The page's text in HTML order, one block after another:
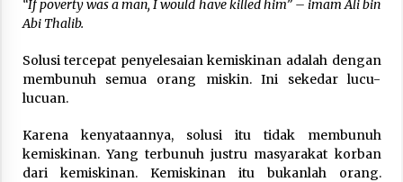
3 months ago
3 months ago
Said Muniruddin Latih Mental dan Spiritual 80
Siswa YPHC
3 months ago
“If poverty was a man, I would have killed him” – imam Ali bin
Abi Thalib.
Solusi tercepat penyelesaian kemiskinan adalah dengan
membunuh semua orang miskin. Ini sekedar lucu-
lucuan.
Karena kenyataannya, solusi itu tidak membunuh
kemiskinan. Yang terbunuh justru masyarakat korban
dari kemiskinan. Kemiskinan itu bukanlah orang.